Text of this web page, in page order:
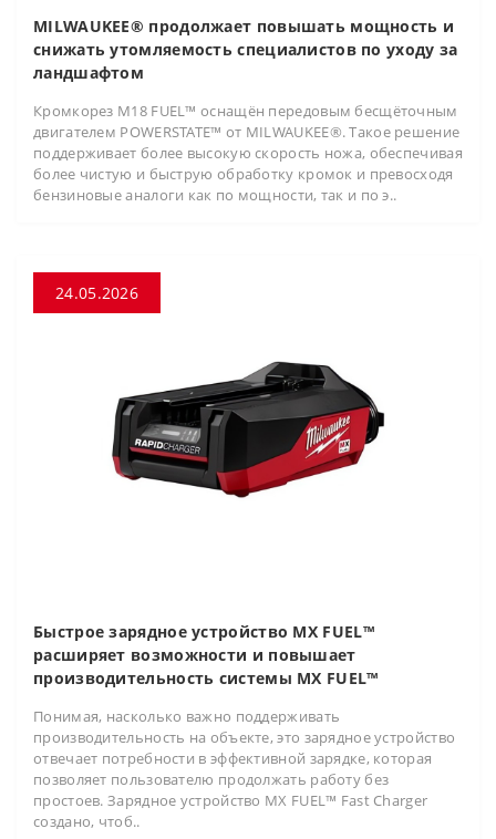
MILWAUKEE® продолжает повышать мощность и
снижать утомляемость специалистов по уходу за
ландшафтом
Кромкорез M18 FUEL™ оснащён передовым бесщёточным
двигателем POWERSTATE™ от MILWAUKEE®. Такое решение
поддерживает более высокую скорость ножа, обеспечивая
более чистую и быструю обработку кромок и превосходя
бензиновые аналоги как по мощности, так и по э..
24.05.2026
Быстрое зарядное устройство MX FUEL™
расширяет возможности и повышает
производительность системы MX FUEL™
Понимая, насколько важно поддерживать
производительность на объекте, это зарядное устройство
отвечает потребности в эффективной зарядке, которая
позволяет пользователю продолжать работу без
простоев. Зарядное устройство MX FUEL™ Fast Charger
создано, чтоб..